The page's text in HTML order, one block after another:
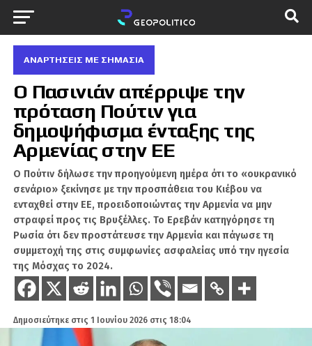
ΑΝΑΡΤΗΣΕΙΣ ΜΕ ΣΗΜΑΣΙΑ
Ο Πασινιάν απέρριψε την
πρόταση Πούτιν για
δημοψήφισμα ένταξης της
Αρμενίας στην ΕΕ
Ο Πούτιν δήλωσε την προηγούμενη ημέρα ότι το «ουκρανικό
σενάριο» ξεκίνησε με την προσπάθεια του Κιέβου να
ενταχθεί στην ΕΕ, προειδοποιώντας την Αρμενία να μην
στραφεί προς τις Βρυξέλλες. Το Ερεβάν κατηγόρησε τη
Ρωσία ότι δεν προστάτευσε την Αρμενία και πάγωσε τη
συμμετοχή της στις συμφωνίες ασφαλείας υπό την ηγεσία
της Μόσχας το 2024.
Δημοσιεύτηκε στις 1 Ιουνίου 2026 στις 18:04